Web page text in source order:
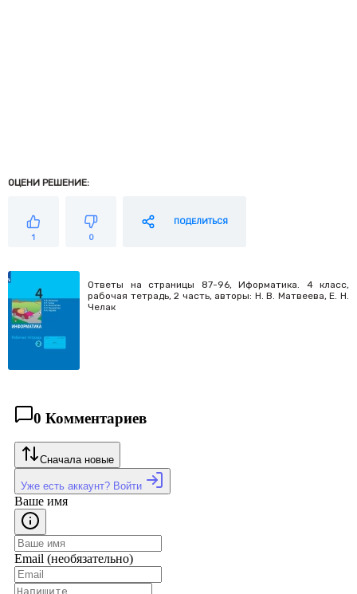
ОЦЕНИ РЕШЕНИЕ:
1 0
ПОДЕЛИТЬСЯ
Ответы на страницы 87-96, Иформатика. 4 класс,
рабочая тетрадь, 2 часть, авторы: Н. В. Матвеева, Е. Н.
Челак